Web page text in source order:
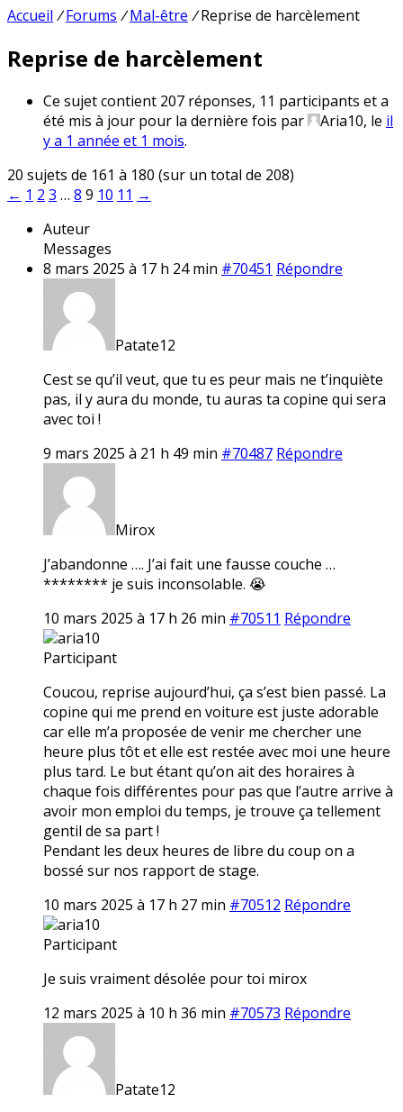
Accueil / Forums / Mal-être / Reprise de harcèlement
Reprise de harcèlement
Ce sujet contient 207 réponses, 11 participants et a
été mis à jour pour la dernière fois par
Aria10, le il
y a 1 année et 1 mois.
20 sujets de 161 à 180 (sur un total de 208)
← 1 2 3 … 8 9 10 11 →
Auteur
Messages
8 mars 2025 à 17 h 24 min #70451 Répondre
Patate12
Cest se qu’il veut, que tu es peur mais ne t’inquiète
pas, il y aura du monde, tu auras ta copine qui sera
avec toi !
9 mars 2025 à 21 h 49 min #70487 Répondre
Mirox
J’abandonne …. J’ai fait une fausse couche …
******** je suis inconsolable. 😭
10 mars 2025 à 17 h 26 min #70511 Répondre
aria10
Participant
Coucou, reprise aujourd’hui, ça s’est bien passé. La
copine qui me prend en voiture est juste adorable
car elle m’a proposée de venir me chercher une
heure plus tôt et elle est restée avec moi une heure
plus tard. Le but étant qu’on ait des horaires à
chaque fois différentes pour pas que l’autre arrive à
avoir mon emploi du temps, je trouve ça tellement
gentil de sa part !
Pendant les deux heures de libre du coup on a
bossé sur nos rapport de stage.
10 mars 2025 à 17 h 27 min #70512 Répondre
aria10
Participant
Je suis vraiment désolée pour toi mirox
12 mars 2025 à 10 h 36 min #70573 Répondre
Patate12